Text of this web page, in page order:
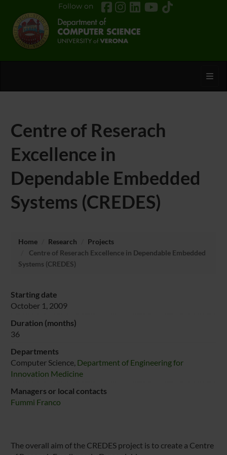
Follow on
Centre of Reserach
Excellence in
Dependable Embedded
Systems (CREDES)
Home Research
Projects
Centre of Reserach Excellence in Dependable Embedded
Systems (CREDES)
Starting date
October 1, 2009
Duration (months)
36
Departments
Computer Science, Department of Engineering for
Innovation Medicine
Managers or local contacts
Fummi Franco
The overall aim of the CREDES project is to create a Centre